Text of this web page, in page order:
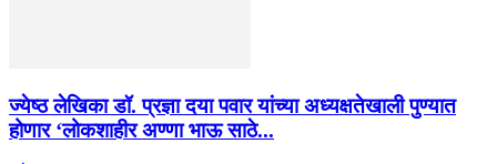
ज्येष्ठ लेखिका डॉ. प्रज्ञा दया पवार यांच्या अध्यक्षतेखाली पुण्यात
होणार ‘लोकशाहीर अण्णा भाऊ साठे...